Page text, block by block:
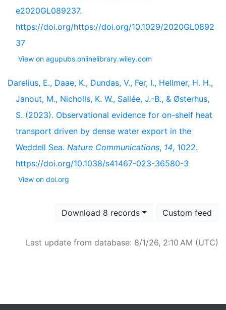
e2020GL089237.
https://doi.org/https://doi.org/10.1029/2020GL0892
37
View on agupubs.onlinelibrary.wiley.com
Darelius, E., Daae, K., Dundas, V., Fer, I., Hellmer, H. H.,
Janout, M., Nicholls, K. W., Sallée, J.-B., & Østerhus,
S. (2023). Observational evidence for on-shelf heat
transport driven by dense water export in the
Weddell Sea. Nature Communications, 14, 1022.
https://doi.org/10.1038/s41467-023-36580-3
View on doi.org
Download 8 records Custom feed
Last update from database: 8/1/26, 2:10 AM (UTC)